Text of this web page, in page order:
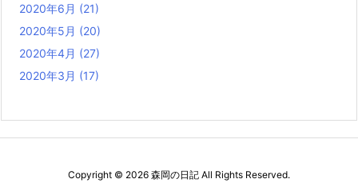
2020年6月 (21)
2020年5月 (20)
2020年4月 (27)
2020年3月 (17)
Copyright © 2026 森岡の日記 All Rights Reserved.